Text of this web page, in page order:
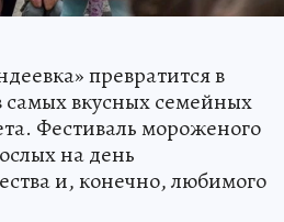
превратится в
самых вкусных семейных
Фестиваль мороженого
на день
и, конечно, любимого